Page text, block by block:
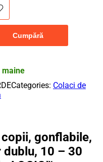
Cumpără
maine
Categories: Colaci de
gonflabile,
10 – 30